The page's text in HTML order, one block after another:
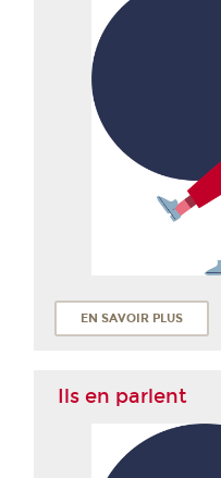
EN SAVOIR PLUS
Ils en parlent